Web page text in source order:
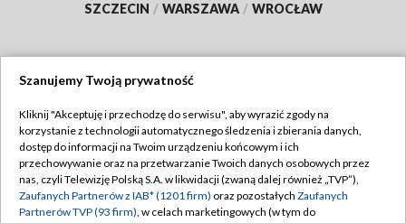
SZCZECIN / WARSZAWA / WROCŁAW
TVP
Abonament TVP
Emisja w TVP
Regulamin TVP
Polityka prywatności
Szanujemy Twoją prywatność
Kliknij "Akceptuję i przechodzę do serwisu", aby wyrazić zgody na
korzystanie z technologii automatycznego śledzenia i zbierania danych,
dostęp do informacji na Twoim urządzeniu końcowym i ich
przechowywanie oraz na przetwarzanie Twoich danych osobowych przez
nas, czyli Telewizję Polską S.A. w likwidacji (zwaną dalej również „TVP”),
Zaufanych Partnerów z IAB* (1201 firm) oraz pozostałych Zaufanych
Partnerów TVP (93 firm), w celach marketingowych (w tym do